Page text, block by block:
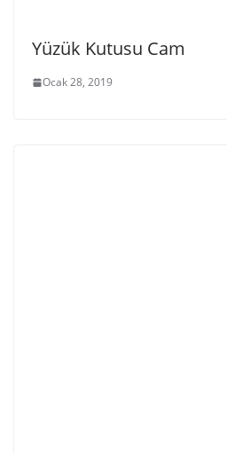
Yüzük Kutusu Cam
Ocak 28, 2019